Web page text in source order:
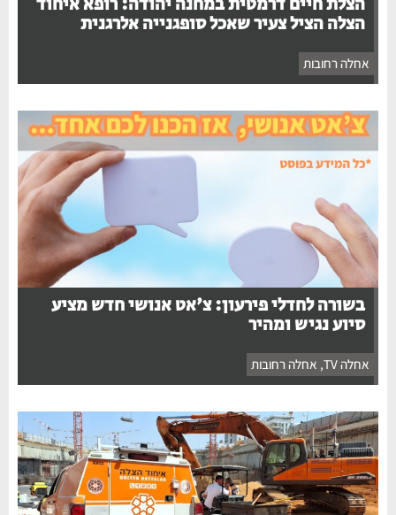
הצלה הציל צעיר שאכל סופגנייה אלרגנית
אחלה רחובות
בשורה לחדלי פירעון: צ'אט אנושי חדש מציע
סיוע נגיש ומהיר
אחלה TV ,אחלה רחובות